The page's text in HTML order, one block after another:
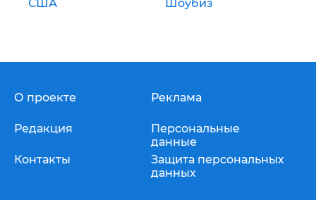
США Шоубиз
О проекте
Редакция
Контакты
Реклама
Персональные
данные
Защита персональных
данных